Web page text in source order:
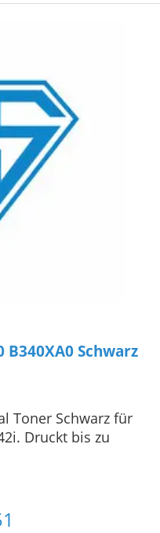
Schwarz
Toner Schwarz für
Druckt bis zu